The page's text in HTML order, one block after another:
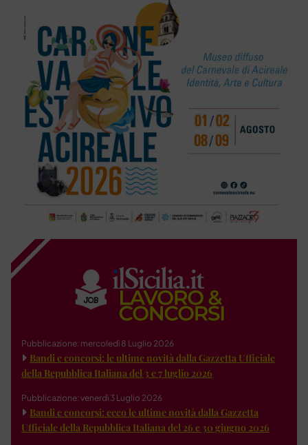
Pubblicazione: mercoledì 8 Luglio 2026
Bandi e concorsi: le ultime novità dalla Gazzetta Ufficiale
della Repubblica Italiana del 3 e 7 luglio 2026
Pubblicazione: venerdì 3 Luglio 2026
Bandi e concorsi: ecco le ultime novità dalla Gazzetta
Ufficiale della Repubblica Italiana del 26 e 30 giugno 2026